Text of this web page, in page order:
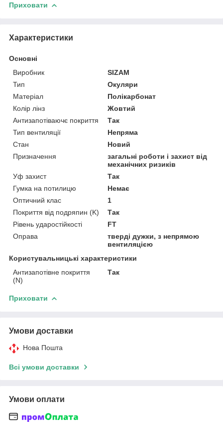
Приховати
Характеристики
Основні
Виробник
SIZAM
Тип
Окуляри
Матеріал
Полікарбонат
Колір лінз
Жовтий
Антизапотіваючє покриття
Так
Тип вентиляції
Непряма
Стан
Новий
Призначення
загальні роботи і захист від
механічних ризиків
Уф захист
Так
Гумка на потилицю
Немає
Оптичний клас
1
Покриття від подряпин (K)
Так
Рівень ударостійкості
FT
Оправа
тверді дужки, з непрямою
вентиляцією
Користувальницькі характеристики
Антизапотівне покриття
(N)
Так
Приховати
Умови доставки
Нова Пошта
Всі умови доставки
Умови оплати